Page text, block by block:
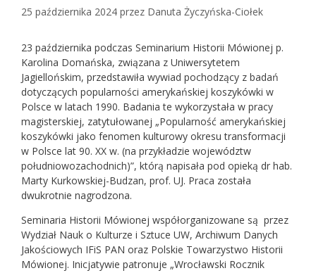
25 października 2024 przez Danuta Życzyńska-Ciołek
23 października podczas Seminarium Historii Mówionej p.
Karolina Domańska, związana z Uniwersytetem
Jagiellońskim, przedstawiła wywiad pochodzący z badań
dotyczących popularności amerykańskiej koszykówki w
Polsce w latach 1990. Badania te wykorzystała w pracy
magisterskiej, zatytułowanej „Popularność amerykańskiej
koszykówki jako fenomen kulturowy okresu transformacji
w Polsce lat 90. XX w. (na przykładzie województw
południowozachodnich)”, którą napisała pod opieką dr hab.
Marty Kurkowskiej-Budzan, prof. UJ. Praca została
dwukrotnie nagrodzona.
Seminaria Historii Mówionej współorganizowane są przez
Wydział Nauk o Kulturze i Sztuce UW, Archiwum Danych
Jakościowych IFiS PAN oraz Polskie Towarzystwo Historii
Mówionej. Inicjatywie patronuje „Wrocławski Rocznik